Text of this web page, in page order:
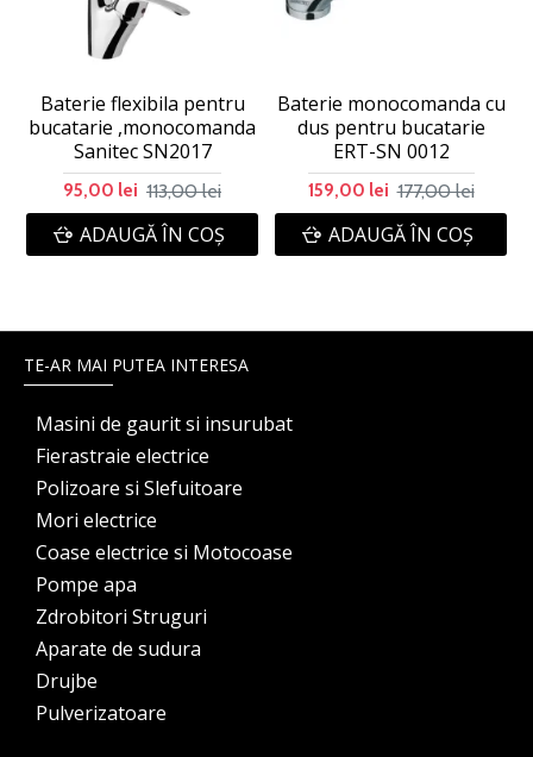
Baterie flexibila pentru
bucatarie ,monocomanda
Sanitec SN2017
95,00 lei 113,00 lei
ADAUGĂ ÎN COŞ
Baterie monocomanda cu
dus pentru bucatarie
ERT-SN 0012
159,00 lei 177,00 lei
ADAUGĂ ÎN COŞ
TE-AR MAI PUTEA INTERESA
Masini de gaurit si insurubat
Fierastraie electrice
Polizoare si Slefuitoare
Mori electrice
Coase electrice si Motocoase
Pompe apa
Zdrobitori Struguri
Aparate de sudura
Drujbe
Pulverizatoare